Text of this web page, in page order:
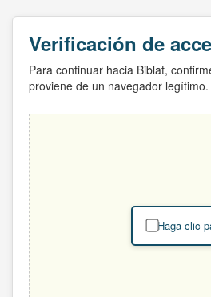
Verificación de
Para continuar hacia Biblat,
proviene de un navegador legítimo.
Haga clic